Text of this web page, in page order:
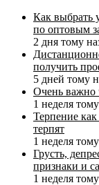
Как выбрать
по оптовым
2 дня тому
получить
5 дней тому
Очень важно
1 неделя
Терпение
терпят
1 неделя
Грусть,
признаки и
1 неделя